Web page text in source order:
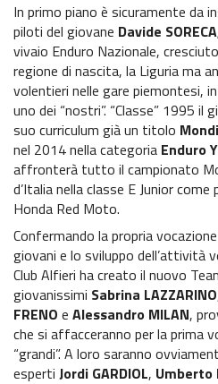
Archivio Stagioni Italiano Enduro
Informazioni e comunicati
Notizie sportive
Recensioni e test
Informazioni e comunicati
Recensioni e test
Informazioni e comunicati
Notizie sportive
Recensioni e test
In primo piano è sicuramente da
piloti del giovane Davide
vivaio Enduro Nazionale,
regione di nascita, la Liguria ma
volentieri nelle gare piemontesi,
uno dei “nostri”. “Classe” 1995 il
suo curriculum già un titolo
nel 2014 nella categoria Enduro
affronterà tutto il campionato
d’Italia nella classe E Junior
Honda Red Moto.
Confermando la propria
giovani e lo sviluppo dell’attività
Club Alfieri ha creato il nuovo
giovanissimi Sabrina LAZZARINO
FRENO e Alessandro MILAN,
che si affacceranno per la prima
“grandi”. A loro saranno
esperti Jordi GARDIOL, Umberto